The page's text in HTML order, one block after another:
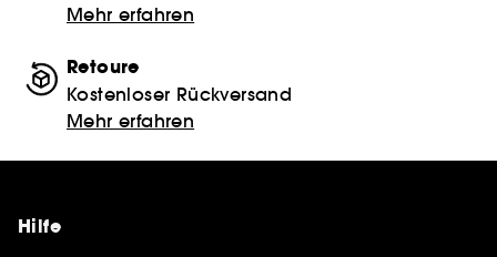
Mehr erfahren
Retoure
Kostenloser Rückversand
Mehr erfahren
Hilfe